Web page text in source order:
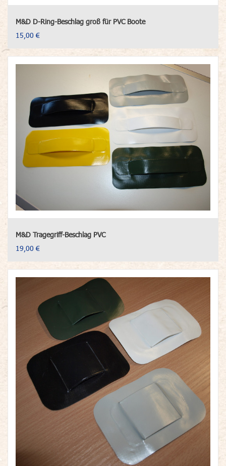
M&D D-Ring-Beschlag groß für PVC Boote
15,00 €
M&D Tragegriff-Beschlag PVC
19,00 €